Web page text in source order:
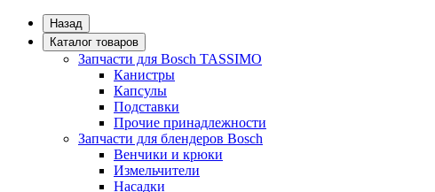
Назад
Каталог товаров
Запчасти для Bosch TASSIMO
Канистры
Капсулы
Подставки
Прочие принадлежности
Запчасти для блендеров Bosch
Венчики и крюки
Измельчители
Насадки